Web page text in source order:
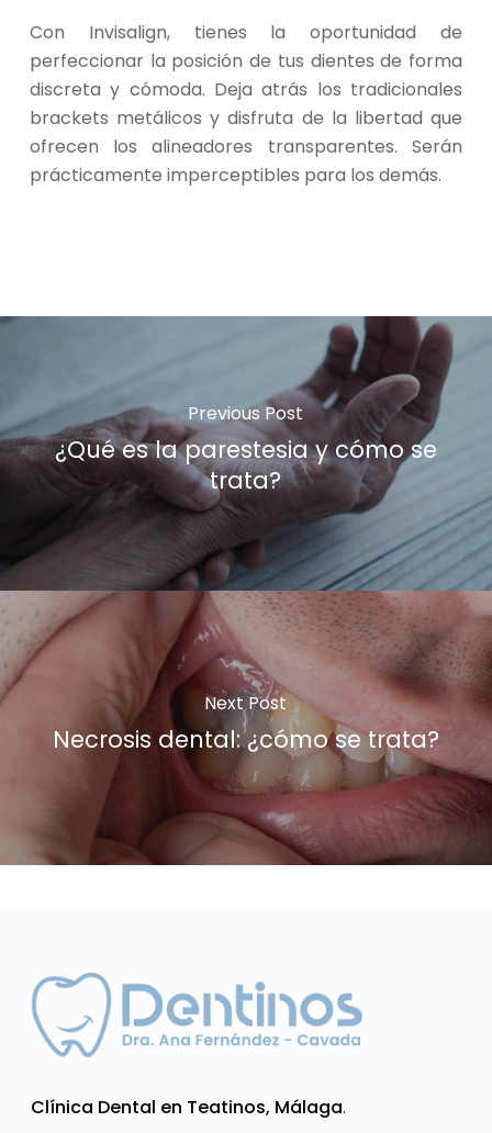
Con Invisalign, tienes la oportunidad de
perfeccionar la posición de tus dientes de forma
discreta y cómoda. Deja atrás los tradicionales
brackets metálicos y disfruta de la libertad que
ofrecen los alineadores transparentes. Serán
prácticamente imperceptibles para los demás.
Previous Post
¿Qué es la parestesia y cómo se
trata?
Next Post
Necrosis dental: ¿cómo se trata?
Clínica Dental en Teatinos, Málaga.